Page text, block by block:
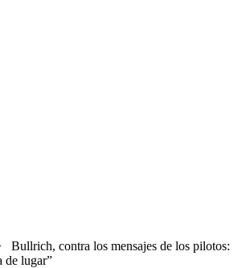
Bullrich, contra los mensajes de los pilotos:
de lugar”